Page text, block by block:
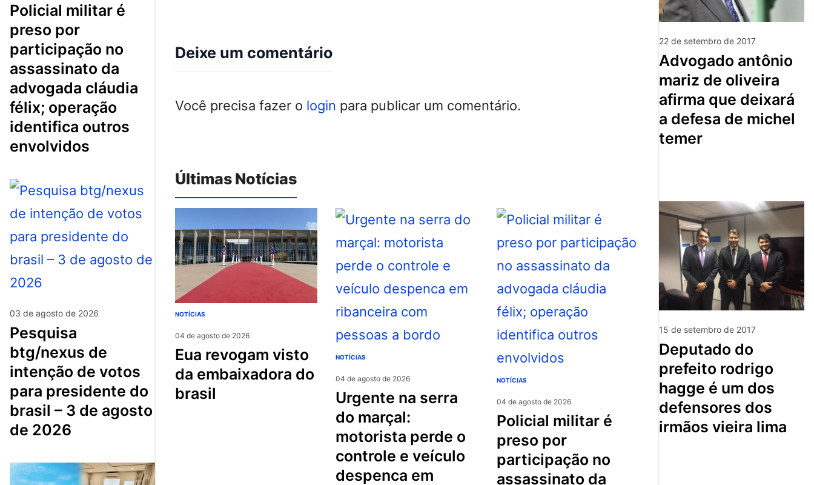
policial militar é
preso por
participação no
assassinato da
advogada cláudia
félix; operação
identifica outros
envolvidos
03 de agosto de 2026
pesquisa
btg/nexus de
intenção de votos
para presidente do
brasil – 3 de agosto
de 2026
Deixe um comentário
Você precisa fazer o login para publicar um comentário.
Últimas Notícias
NOTÍCIAS
04 de agosto de 2026
eua revogam visto
da embaixadora do
brasil
NOTÍCIAS
04 de agosto de 2026
urgente na serra
do marçal:
motorista perde o
controle e veículo
despenca em
NOTÍCIAS
04 de agosto de 2026
policial militar é
preso por
participação no
assassinato da
22 de setembro de 2017
advogado antônio
mariz de oliveira
afirma que deixará
a defesa de michel
temer
15 de setembro de 2017
deputado do
prefeito rodrigo
hagge é um dos
defensores dos
irmãos vieira lima